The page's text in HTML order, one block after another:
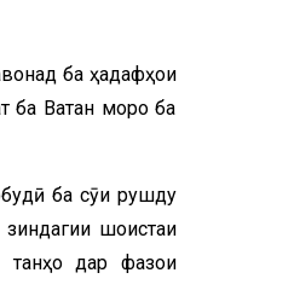
ба ҳадафҳои
ба Ватан моро ба
ба сӯи рушду
шоистаи
дар фазои